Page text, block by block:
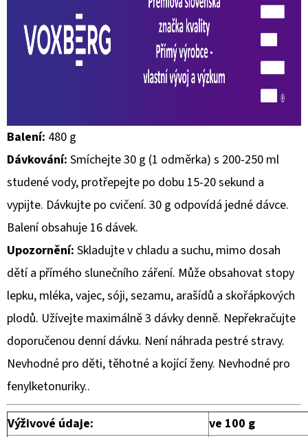
Balení: 480 g
Dávkování: Smíchejte 30 g (1 odměrka) s 200-250 ml
studené vody, protřepejte po dobu 15-20 sekund a
vypijte. Dávkujte po cvičení. 30 g odpovídá jedné dávce.
Balení obsahuje 16 dávek.
Upozornění: Skladujte v chladu a suchu, mimo dosah
dětí a přímého slunečního záření. Může obsahovat stopy
lepku, mléka, vajec, sóji, sezamu, arašídů a skořápkových
plodů. Užívejte maximálně 3 dávky denně. Nepřekračujte
doporučenou denní dávku. Není náhrada pestré stravy.
Nevhodné pro děti, těhotné a kojící ženy. Nevhodné pro
fenylketonuriky..
Výživové údaje:
ve 100 g